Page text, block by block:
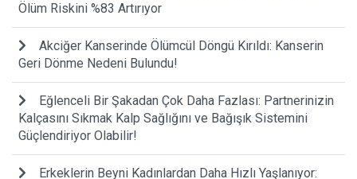
Ölüm Riskini %83 Artırıyor
Akciğer Kanserinde Ölümcül Döngü Kırıldı: Kanserin
Geri Dönme Nedeni Bulundu!
Eğlenceli Bir Şakadan Çok Daha Fazlası: Partnerinizin
Kalçasını Sıkmak Kalp Sağlığını ve Bağışık Sistemini
Güçlendiriyor Olabilir!
Erkeklerin Beyni Kadınlardan Daha Hızlı Yaşlanıyor: